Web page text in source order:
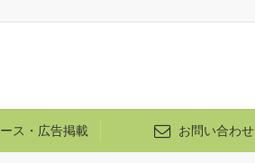
ス・広告掲載 お問い合わせ